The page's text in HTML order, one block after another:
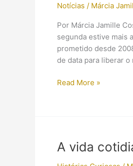
Notícias / Márcia
Por Márcia Jamille
segunda estive mais
prometido desde
de data para liberar
Tutankhamon
Read More »
A vida